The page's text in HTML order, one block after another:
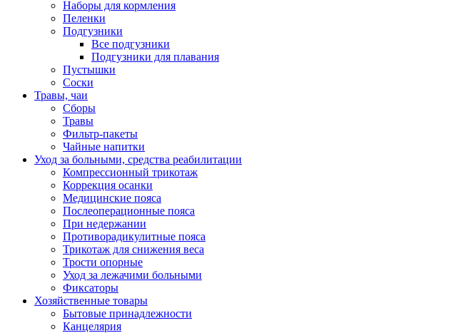
Наборы для кормления
Пеленки
Подгузники
Все подгузники
Подгузники для плавания
Пустышки
Соски
Травы, чаи
Сборы
Травы
Фильтр-пакеты
Чайные напитки
Уход за больными, средства реабилитации
Компрессионный трикотаж
Коррекция осанки
Медицинские пояса
Послеоперационные пояса
При недержании
Противорадикулитные пояса
Трикотаж для снижения веса
Трости опорные
Уход за лежачими больными
Фиксаторы
Хозяйственные товары
Бытовые принадлежности
Канцелярия